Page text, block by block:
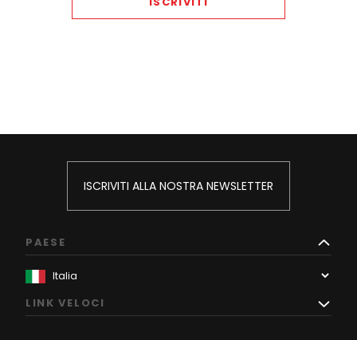
ISCRIVITI ALLA NOSTRA NEWSLETTER
PAESE
LINK VELOCI